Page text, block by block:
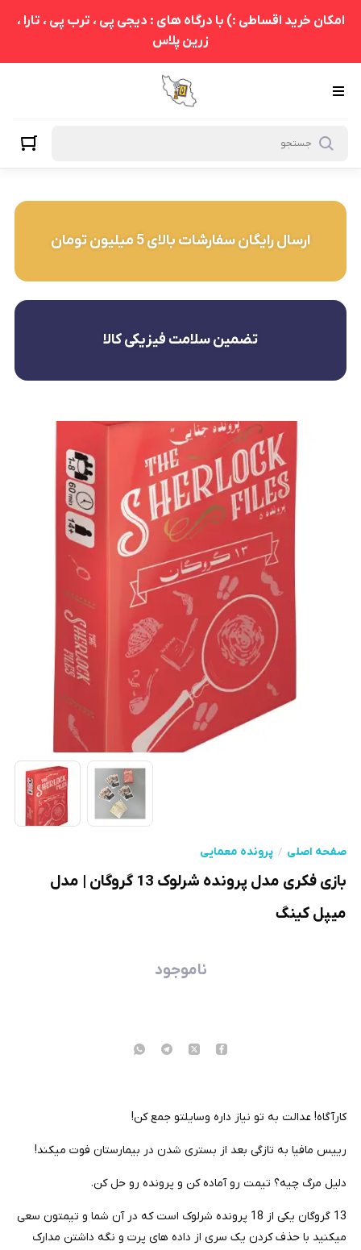
امکان خرید اقساطی :) با درگاه های : دیجی پی ، ترب پی ، تارا ،
زرین پلاس
ارسال رایگان سفارشات بالای 5 میلیون تومان
تضمین سلامت فیزیکی کالا
صفحه اصلی پرونده معمایی
بازی فکری مدل پرونده شرلوک 13 گروگان | مدل
میپل کینگ
ناموجود
کارآگاه! عدالت به تو نیاز داره وسایلتو جمع کن!
رییس مافیا به تازگی بعد از بستری شدن در بیمارستان فوت میکند!
دلیل مرگ چیه؟ تیمت رو آماده کن و پرونده رو حل کن.
13 گروگان یکی از 18 پرونده شرلوک است که در آن شما و تیمتون سعی
میکنید با حذف کردن یک سری از داده های پرت و نگه داشتن مدارک